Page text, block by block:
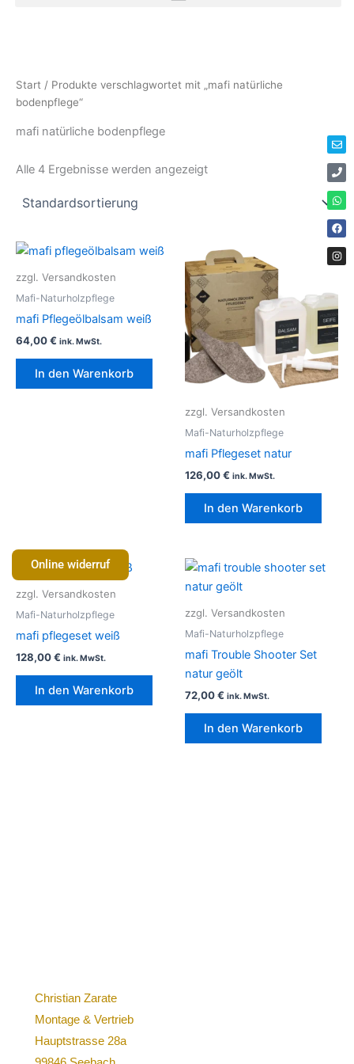
Start / Produkte verschlagwortet mit „mafi natürliche
bodenpflege“
mafi natürliche bodenpflege
Alle 4 Ergebnisse werden angezeigt
zzgl. Versandkosten
Mafi-Naturholzpflege
mafi Pflegeölbalsam weiß
64,00€ ink. MwSt.
In den Warenkorb
zzgl. Versandkosten
Mafi-Naturholzpflege
mafi Pflegeset natur
126,00€ ink. MwSt.
In den Warenkorb
zzgl. Versandkosten
Mafi-Naturholzpflege
mafi pflegeset weiß
128,00€ ink. MwSt.
In den Warenkorb
zzgl. Versandkosten
Mafi-Naturholzpflege
mafi Trouble Shooter Set
natur geölt
72,00€ ink. MwSt.
In den Warenkorb
Online widerruf
Christian Zarate
Montage & Vertrieb
Hauptstrasse 28a